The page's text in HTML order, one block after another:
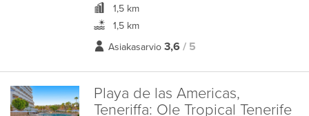
1,5 km
1,5 km
Asiakasarvio 3,6 / 5
Playa de las Americas,
Teneriffa: Ole Tropical Tenerife